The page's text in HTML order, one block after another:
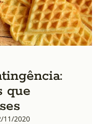
que
11/2020